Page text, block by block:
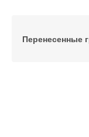
Перенесенные